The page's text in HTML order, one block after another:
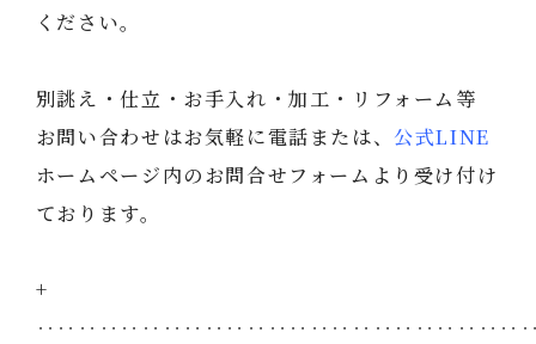
ください。
別誂え・仕立・お手入れ・加工・リフォーム等
お問い合わせはお気軽に電話または、 公式LINE
ホームページ内のお問合せフォームより受け付け
ております。
+